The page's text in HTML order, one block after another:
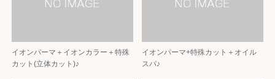
イオンパーマ＋イオンカラー＋特殊
カット(立体カット)♪
イオンパーマ+特殊カット＋オイル
スパ♪